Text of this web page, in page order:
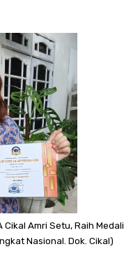
Cikal Amri Setu, Raih Medali
Nasional. Dok. Cikal)